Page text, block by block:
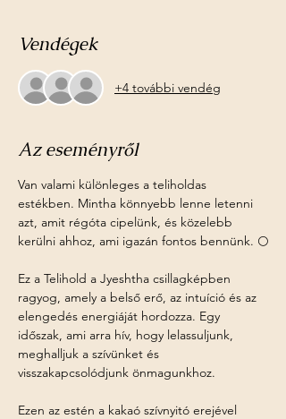
Vendégek
+4 további vendég
Az eseményről
Van valami különleges a teliholdas
estékben. Mintha könnyebb lenne letenni
azt, amit régóta cipelünk, és közelebb
kerülni ahhoz, ami igazán fontos bennünk. 🌕
Ez a Telihold a Jyeshtha csillagképben
ragyog, amely a belső erő, az intuíció és az
elengedés energiáját hordozza. Egy
időszak, ami arra hív, hogy lelassuljunk,
meghalljuk a szívünket és
visszakapcsolódjunk önmagunkhoz.
Ezen az estén a kakaó szívnyitó erejével